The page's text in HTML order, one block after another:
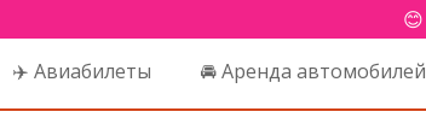
✈️ Авиабилеты 🚘 Аренда автомобилей